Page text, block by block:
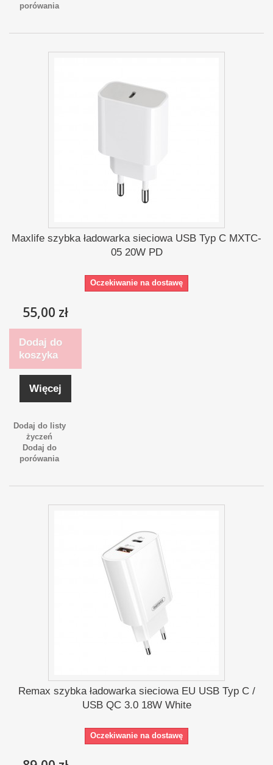
porówania
Maxlife szybka ładowarka sieciowa USB Typ C MXTC-
05 20W PD
Oczekiwanie na dostawę
55,00 zł
Dodaj do
koszyka
Więcej
Dodaj do listy
życzeń
Dodaj do
porówania
Remax szybka ładowarka sieciowa EU USB Typ C /
USB QC 3.0 18W White
Oczekiwanie na dostawę